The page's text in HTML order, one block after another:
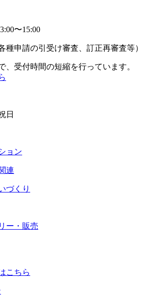
〜15:00
種申請の引受け審査、訂正再審査等）
、受付時間の短縮を行っています。
日
ョン
連
づくり
ー・販売
こちら